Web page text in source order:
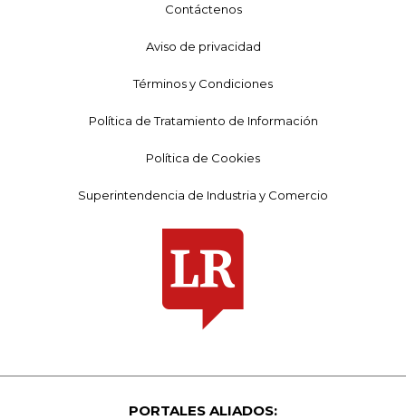
Contáctenos
Aviso de privacidad
Términos y Condiciones
Política de Tratamiento de Información
Política de Cookies
Superintendencia de Industria y Comercio
PORTALES ALIADOS: